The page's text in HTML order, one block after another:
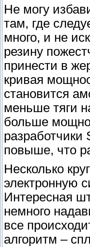
Не могу
там, где
много, и не
резину
принести в
кривая
становится
меньше тяги
больше
повыше, что
Несколько
электронную
Интересная
немного
все
алгоритм –